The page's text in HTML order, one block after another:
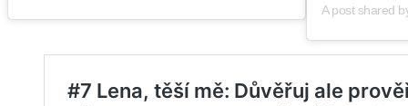
A post shared